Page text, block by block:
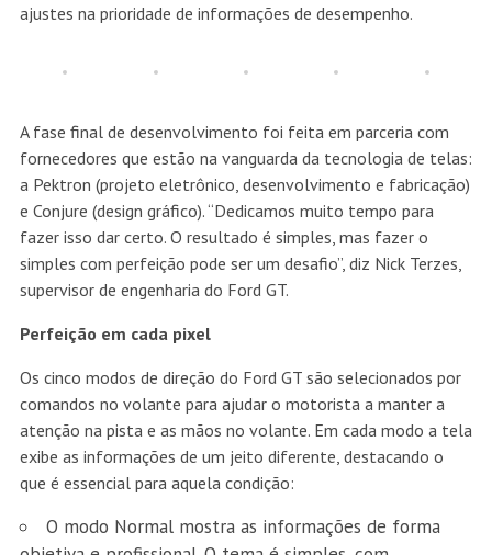
ajustes na prioridade de informações de desempenho.
A fase final de desenvolvimento foi feita em parceria com
fornecedores que estão na vanguarda da tecnologia de telas:
a Pektron (projeto eletrônico, desenvolvimento e fabricação)
e Conjure (design gráfico). “Dedicamos muito tempo para
fazer isso dar certo. O resultado é simples, mas fazer o
simples com perfeição pode ser um desafio”, diz Nick Terzes,
supervisor de engenharia do Ford GT.
Perfeição em cada pixel
Os cinco modos de direção do Ford GT são selecionados por
comandos no volante para ajudar o motorista a manter a
atenção na pista e as mãos no volante. Em cada modo a tela
exibe as informações de um jeito diferente, destacando o
que é essencial para aquela condição:
O modo Normal mostra as informações de forma